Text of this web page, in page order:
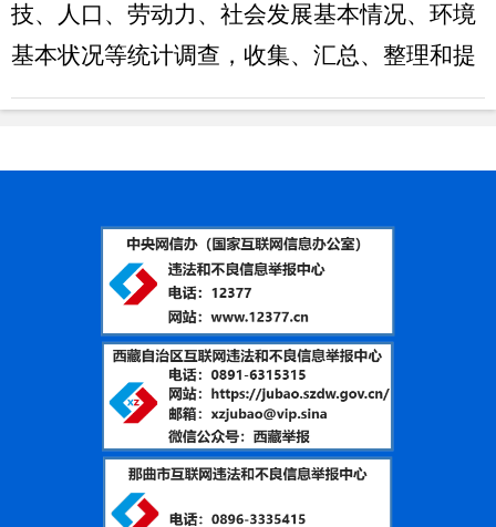
技、人口、劳动力、社会发展基本情况、环境
基本状况等统计调查，收集、汇总、整理和提
供有关调查的统计数据，综合整理和提供资
（六）组织各县（区）和各部门的经济、
社会、科技和资源环境统计调查；统一核定、
管理、公布全市基本统计资料，定期发布全市
国民经济和社会发展情况的统计信息，组织建
立统计信息共享制度和发布制度。
（七）对国民经济、社会发展、科技进步
和资源环境等情况进行统计分析、统计预测和
统计监督，向市委、市政府及有关部门提供统
计信息和咨询建议。